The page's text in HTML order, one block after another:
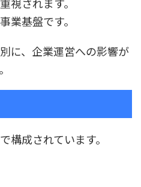
視されます。
業基盤です。
に、企業運営への影響が
構成されています。